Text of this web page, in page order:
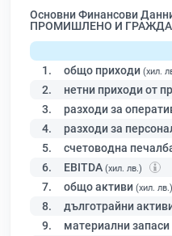
Основни Финансови
ПРОМИШЛЕНО И
1. общо приходи (хил.
2. нетни приходи от
3. разходи за
4. разходи за
5. счетоводна
6. EBITDA (хил. лв.)
7. общо активи (хил. лв.)
8. дълготрайни
9. материални запаси